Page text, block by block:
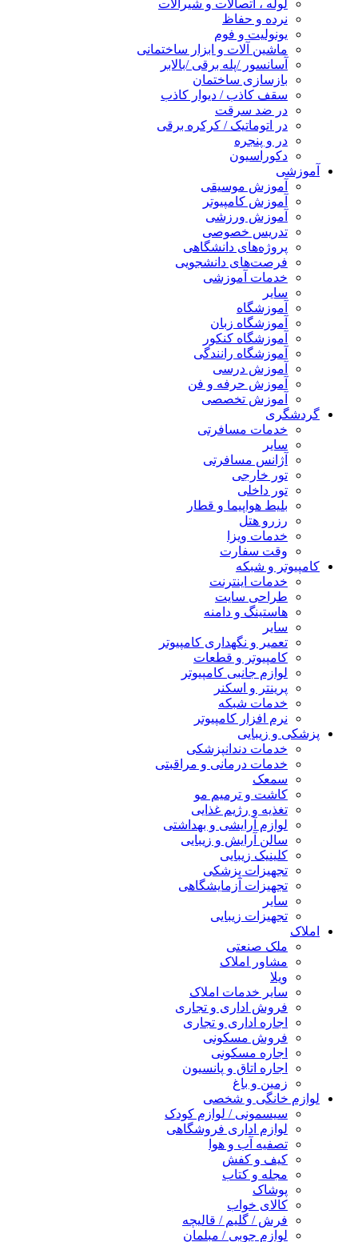
لوله ، اتصالات و شیرآلات
نرده و حفاظ
یونولیت و فوم
ماشین آلات و ابزار ساختمانی
آسانسور /پله برقی /بالابر
بازسازی ساختمان
سقف کاذب / دیوار کاذب
در ضد سرقت
در اتوماتیک / کرکره برقی
در و پنجره
دکوراسیون
آموزشی
آموزش موسیقی
آموزش کامپیوتر
آموزش ورزشی
تدریس خصوصی
پروژه‌های دانشگاهی
فرصت‌های دانشجویی
خدمات آموزشی
سایر
آموزشگاه
آموزشگاه زبان
آموزشگاه کنکور
آموزشگاه رانندگی
آموزش درسی
آموزش حرفه و فن
آموزش تخصصی
گردشگری
خدمات مسافرتی
سایر
آژانس مسافرتی
تور خارجی
تور داخلی
بلیط هواپیما و قطار
رزرو هتل
خدمات ویزا
وقت سفارت
کامپیوتر و شبکه
خدمات اینترنت
طراحی سایت
هاستینگ و دامنه
سایر
تعمیر و نگهداری کامپیوتر
کامپیوتر و قطعات
لوازم جانبی کامپیوتر
پرینتر و اسکنر
خدمات شبکه
نرم افزار کامپیوتر
پزشکی و زیبایی
خدمات دندانپزشکی
خدمات درمانی و مراقبتی
سمعک
کاشت و ترمیم مو
تغذیه و رژیم غذایی
لوازم آرایشی و بهداشتی
سالن آرایش و زیبایی
کلینیک زیبایی
تجهیزات پزشکی
تجهیزات آزمایشگاهی
سایر
تجهیزات زیبایی
املاک
ملک صنعتی
مشاور املاک
ویلا
سایر خدمات املاک
فروش اداری و تجاری
اجاره اداری و تجاری
فروش مسکونی
اجاره مسکونی
اجاره اتاق و پانسیون
زمین و باغ
لوازم خانگی و شخصی
سیسمونی / لوازم کودک
لوازم اداری فروشگاهی
تصفیه آب و هوا
کیف و کفش
مجله و کتاب
پوشاک
کالای خواب
فرش / گلیم / قالیچه
لوازم چوبی / مبلمان